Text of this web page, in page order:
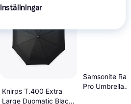
Populär
Knirps T.400 Extra
Large Duomatic Black
Samsonite
Pro Umbrella
Inställningar